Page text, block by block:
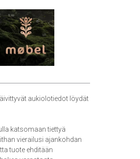
aukiolotiedot löydät
katsomaan tiettyä
vierailusi ajankohdan
tuote ehditään